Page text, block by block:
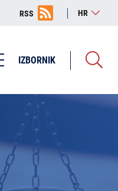
HR
RSS
IZBORNIK